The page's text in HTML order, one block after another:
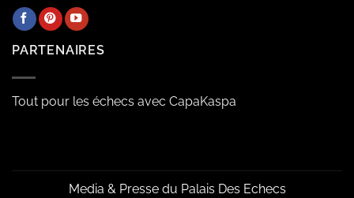
PARTENAIRES
Tout pour les échecs avec CapaKaspa
Media & Presse du Palais Des Echecs